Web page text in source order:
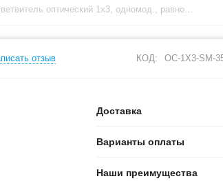
Ответвитель оптический 1х3, одномод., равномерный, 1310/1550 nm, 1 m, 3 mm, неоконцованный
отзыв КОД: OC-1X3-SM-
Доставка
Варианты оплаты
Наши преимущества